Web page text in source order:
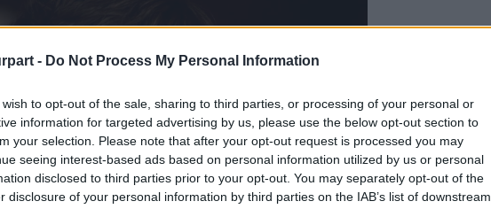
- Do Not Process My Personal Information
wish to opt-out of the sale, sharing to third parties, or processing of your personal or
information for targeted advertising by us, please use the below opt-out section to
your selection. Please note that after your opt-out request is processed you may
seeing interest-based ads based on personal information utilized by us or personal
disclosed to third parties prior to your opt-out. You may separately opt-out of the
disclosure of your personal information by third parties on the IAB’s list of downstream